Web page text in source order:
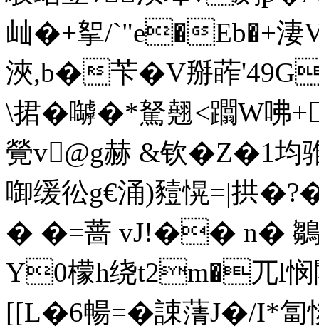
屾 �+挐/`"e�Eb�+
浹,b�苄�V掰葃
\捃�嚹�*駑翹<躢W咈
覮v@g赫 &钦�Z�1均
啣缓彸g€涌)豷愰=|拱
� �=蔷 vJ!�� n� 鶵
Y0檬h绕t2m�兀l
[[L�6暢=�誎蔳J�/I*